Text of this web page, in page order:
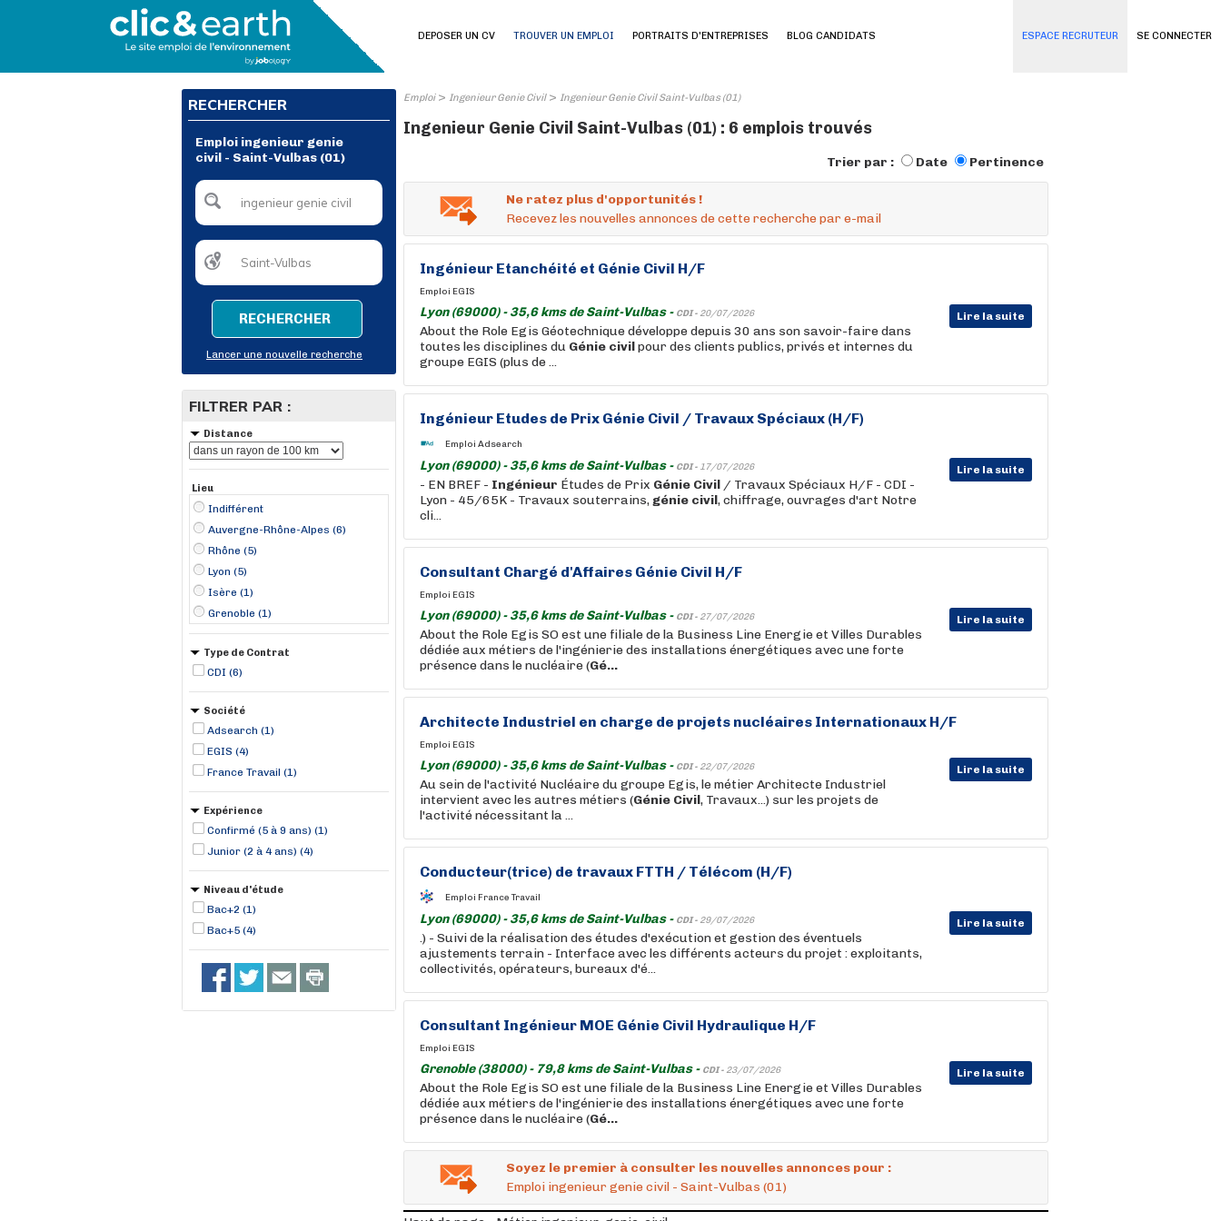
SE CONNECTER
DEPOSER UN CV TROUVER UN EMPLOI PORTRAITS D'ENTREPRISES BLOG CANDIDATS ESPACE RECRUTEUR
RECHERCHER
Emploi ingenieur genie
civil - Saint-Vulbas (01)
RECHERCHER
Lancer une nouvelle recherche
FILTRER PAR :
Distance
Lieu
Indifférent
Auvergne-Rhône-Alpes (6)
Rhône (5)
Lyon (5)
Isère (1)
Grenoble (1)
Type de Contrat
CDI (6)
Société
Adsearch (1)
EGIS (4)
France Travail (1)
Expérience
Confirmé (5 à 9 ans) (1)
Junior (2 à 4 ans) (4)
Niveau d'étude
Bac+2 (1)
Bac+5 (4)
Emploi> Ingenieur Genie Civil> Ingenieur Genie Civil Saint-Vulbas (01)
Ingenieur Genie Civil Saint-Vulbas (01) : 6 emplois trouvés
Trier par : Date Pertinence
Ne ratez plus d'opportunités !
Recevez les nouvelles annonces de cette recherche par e-mail
Ingénieur Etanchéité et Génie Civil H/F
Emploi EGIS
Lyon (69000) - 35,6 kms de Saint-Vulbas - CDI - 20/07/2026 Lire la suite
About the Role Egis Géotechnique développe depuis 30 ans son savoir-faire dans
toutes les disciplines du Génie civilpour des clients publics, privés et internes du
groupe EGIS (plus de ...
Ingénieur Etudes de Prix Génie Civil / Travaux Spéciaux (H/F)
Emploi Adsearch
Lyon (69000) - 35,6 kms de Saint-Vulbas - CDI - 17/07/2026 Lire la suite
- EN BREF - Ingénieur Études de Prix Génie Civil / Travaux Spéciaux H/F - CDI -
Lyon - 45/65K - Travaux souterrains, génie civil, chiffrage, ouvrages d'art Notre
cli...
Consultant Chargé d'Affaires Génie Civil H/F
Emploi EGIS
Lyon (69000) - 35,6 kms de Saint-Vulbas - CDI - 27/07/2026 Lire la suite
About the Role Egis SO est une filiale de la Business Line Energie et Villes Durables
dédiée aux métiers de l'ingénierie des installations énergétiques avec une forte
présence dans le nucléaire (Gé...
Architecte Industriel en charge de projets nucléaires Internationaux H/F
Emploi EGIS
Lyon (69000) - 35,6 kms de Saint-Vulbas - CDI - 22/07/2026 Lire la suite
Au sein de l'activité Nucléaire du groupe Egis, le métier Architecte Industriel
intervient avec les autres métiers (Génie Civil, Travaux...) sur les projets de
l'activité nécessitant la ...
Conducteur(trice) de travaux FTTH / Télécom (H/F)
Emploi France Travail
Lyon (69000) - 35,6 kms de Saint-Vulbas - CDI - 29/07/2026 Lire la suite
.) - Suivi de la réalisation des études d'exécution et gestion des éventuels
ajustements terrain - Interface avec les différents acteurs du projet : exploitants,
collectivités, opérateurs, bureaux d'é...
Consultant Ingénieur MOE Génie Civil Hydraulique H/F
Emploi EGIS
Grenoble (38000) - 79,8 kms de Saint-Vulbas - CDI - 23/07/2026 Lire la suite
About the Role Egis SO est une filiale de la Business Line Energie et Villes Durables
dédiée aux métiers de l'ingénierie des installations énergétiques avec une forte
présence dans le nucléaire (Gé...
Soyez le premier à consulter les nouvelles annonces pour :
Emploi ingenieur genie civil - Saint-Vulbas (01)